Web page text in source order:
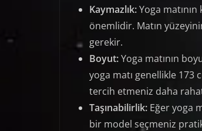
Kaymazlık:Yoga
önemlidir. Matın
gerekir.
Boyut:Yoga matının
yoga matı genellikle 173
tercih etmeniz daha
Taşınabilirlik: Eğer yoga
bir model seçmeniz